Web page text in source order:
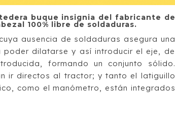
buque insignia del fabricante de
100% libre de soldaduras.
ausencia de soldaduras asegura una
dilatarse y así introducir el eje, de
formando un conjunto sólido.
ir directos al tractor; y tanto el latiguillo
como el manómetro, están integrados